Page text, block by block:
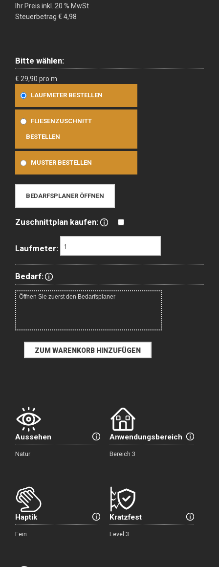
Ihr Preis inkl. 20 % MwSt
Steuerbetrag€ 4,98
Bitte wählen:
€ 29,90 pro m
LAUFMETER BESTELLEN
FLIESENZUSCHNITT
BESTELLEN
MUSTER BESTELLEN
BEDARFSPLANER ÖFFNEN
Zuschnittplan kaufen:
Laufmeter:
Bedarf:
Aussehen
Natur
Anwendungsbereich
Bereich 3
Haptik
Fein
Kratzfest
Level 3